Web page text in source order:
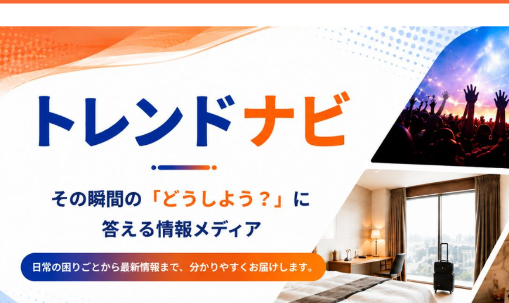
トレンドナビ｜旬の情報や話題の商品をお届けし
新商品や面白い話題など旬のトレンドをご紹介しています。みなさんが検索することこそトレンド。
信します。